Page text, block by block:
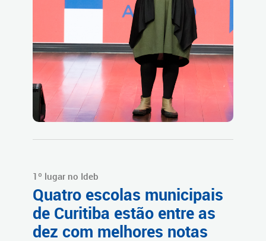
1º lugar no Ideb
Quatro escolas municipais
de Curitiba estão entre as
dez com melhores notas